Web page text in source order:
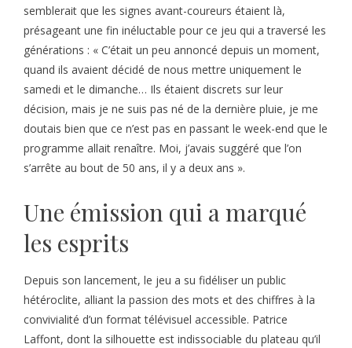
semblerait que les signes avant-coureurs étaient là,
présageant une fin inéluctable pour ce jeu qui a traversé les
générations : « C’était un peu annoncé depuis un moment,
quand ils avaient décidé de nous mettre uniquement le
samedi et le dimanche… Ils étaient discrets sur leur
décision, mais je ne suis pas né de la dernière pluie, je me
doutais bien que ce n’est pas en passant le week-end que le
programme allait renaître. Moi, j’avais suggéré que l’on
s’arrête au bout de 50 ans, il y a deux ans ».
Une émission qui a marqué
les esprits
Depuis son lancement, le jeu a su fidéliser un public
hétéroclite, alliant la passion des mots et des chiffres à la
convivialité d’un format télévisuel accessible. Patrice
Laffont, dont la silhouette est indissociable du plateau qu’il